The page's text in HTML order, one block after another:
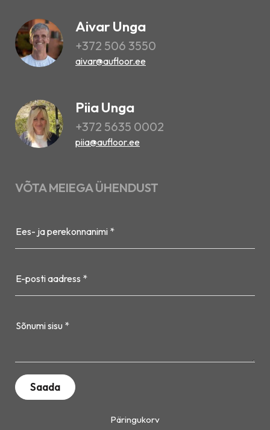
Päringukorv
Aivar Unga
+372 506 3550
aivar@aufloor.ee
Piia Unga
+372 5635 0002
piia@aufloor.ee
VÕTA MEIEGA ÜHENDUST
Ees- ja perekonnanimi *
E-posti aadress *
Sõnumi sisu *